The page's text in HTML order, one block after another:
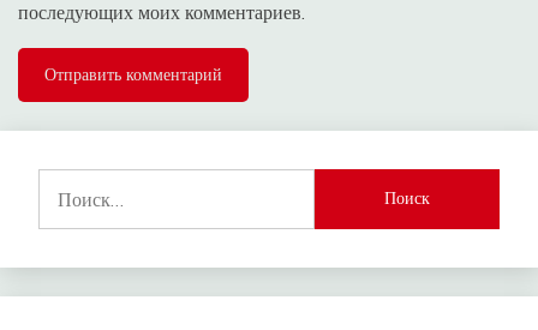
последующих моих комментариев.